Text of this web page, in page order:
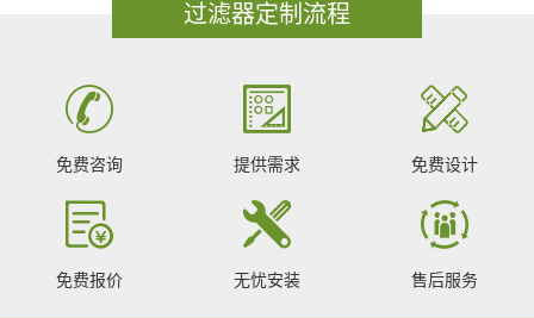
过滤器定制流程
免费咨询 提供需求 免费设计
免费报价 无忧安装 售后服务